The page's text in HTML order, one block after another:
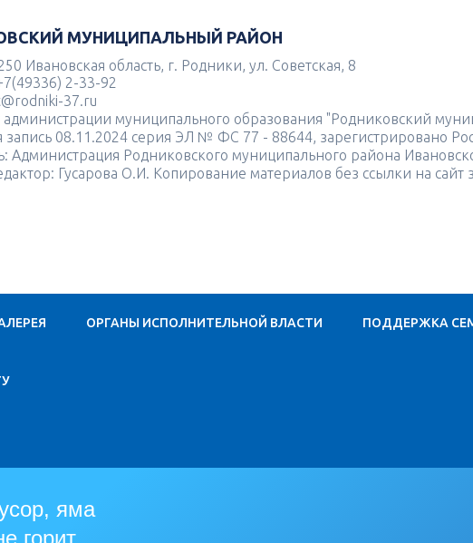
МУНИЦИПАЛЬНЫЙ РАЙОН
Ивановская область, г. Родники, ул. Советская, 8
2-33-92
37.ru
муниципального образования "Родниковский
запись 08.11.2024 серия ЭЛ № ФС 77 - 88644, зарегистрировано
Администрация Родниковского муниципального района
Гусарова О.И. Копирование материалов без ссылки на сайт
ОРГАНЫ ИСПОЛНИТЕЛЬНОЙ ВЛАСТИ ПОДДЕРЖКА
яма